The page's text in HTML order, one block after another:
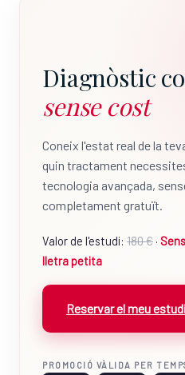
Diagnòstic
sense cost
Coneix l'estat real de la
quin tractament
tecnologia avançada,
completament gratuït.
Valor de l'estudi: 180 € ·
lletra petita
Reservar el meu
PROMOCIÓ VÀLIDA PER